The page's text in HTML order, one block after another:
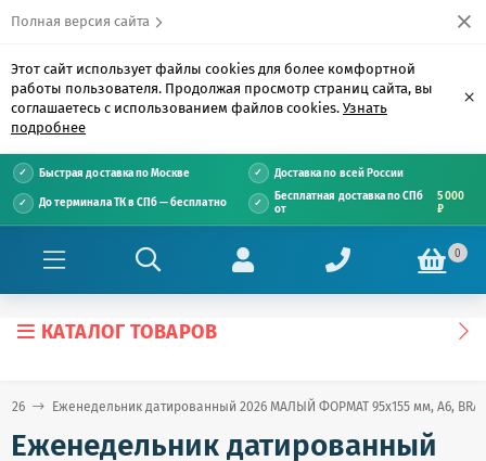
Полная версия сайта
Этот сайт использует файлы cookies для более комфортной
работы пользователя. Продолжая просмотр страниц сайта, вы
соглашаетесь с использованием файлов cookies. Узнать
подробнее
×
Быстрая доставка по Москве Доставка по всей России
До терминала ТК в СПб — бесплатно
Бесплатная доставка по СПб
от
5 000
₽
0
КАТАЛОГ ТОВАРОВ
Еженедельник датированный 2026 МАЛЫЙ ФОРМАТ 95х155 мм, А6,
Еженедельник датированный